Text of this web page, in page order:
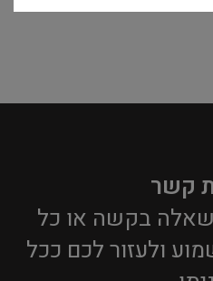
קשר
בקשה או כל
ולעזור לכם ככל